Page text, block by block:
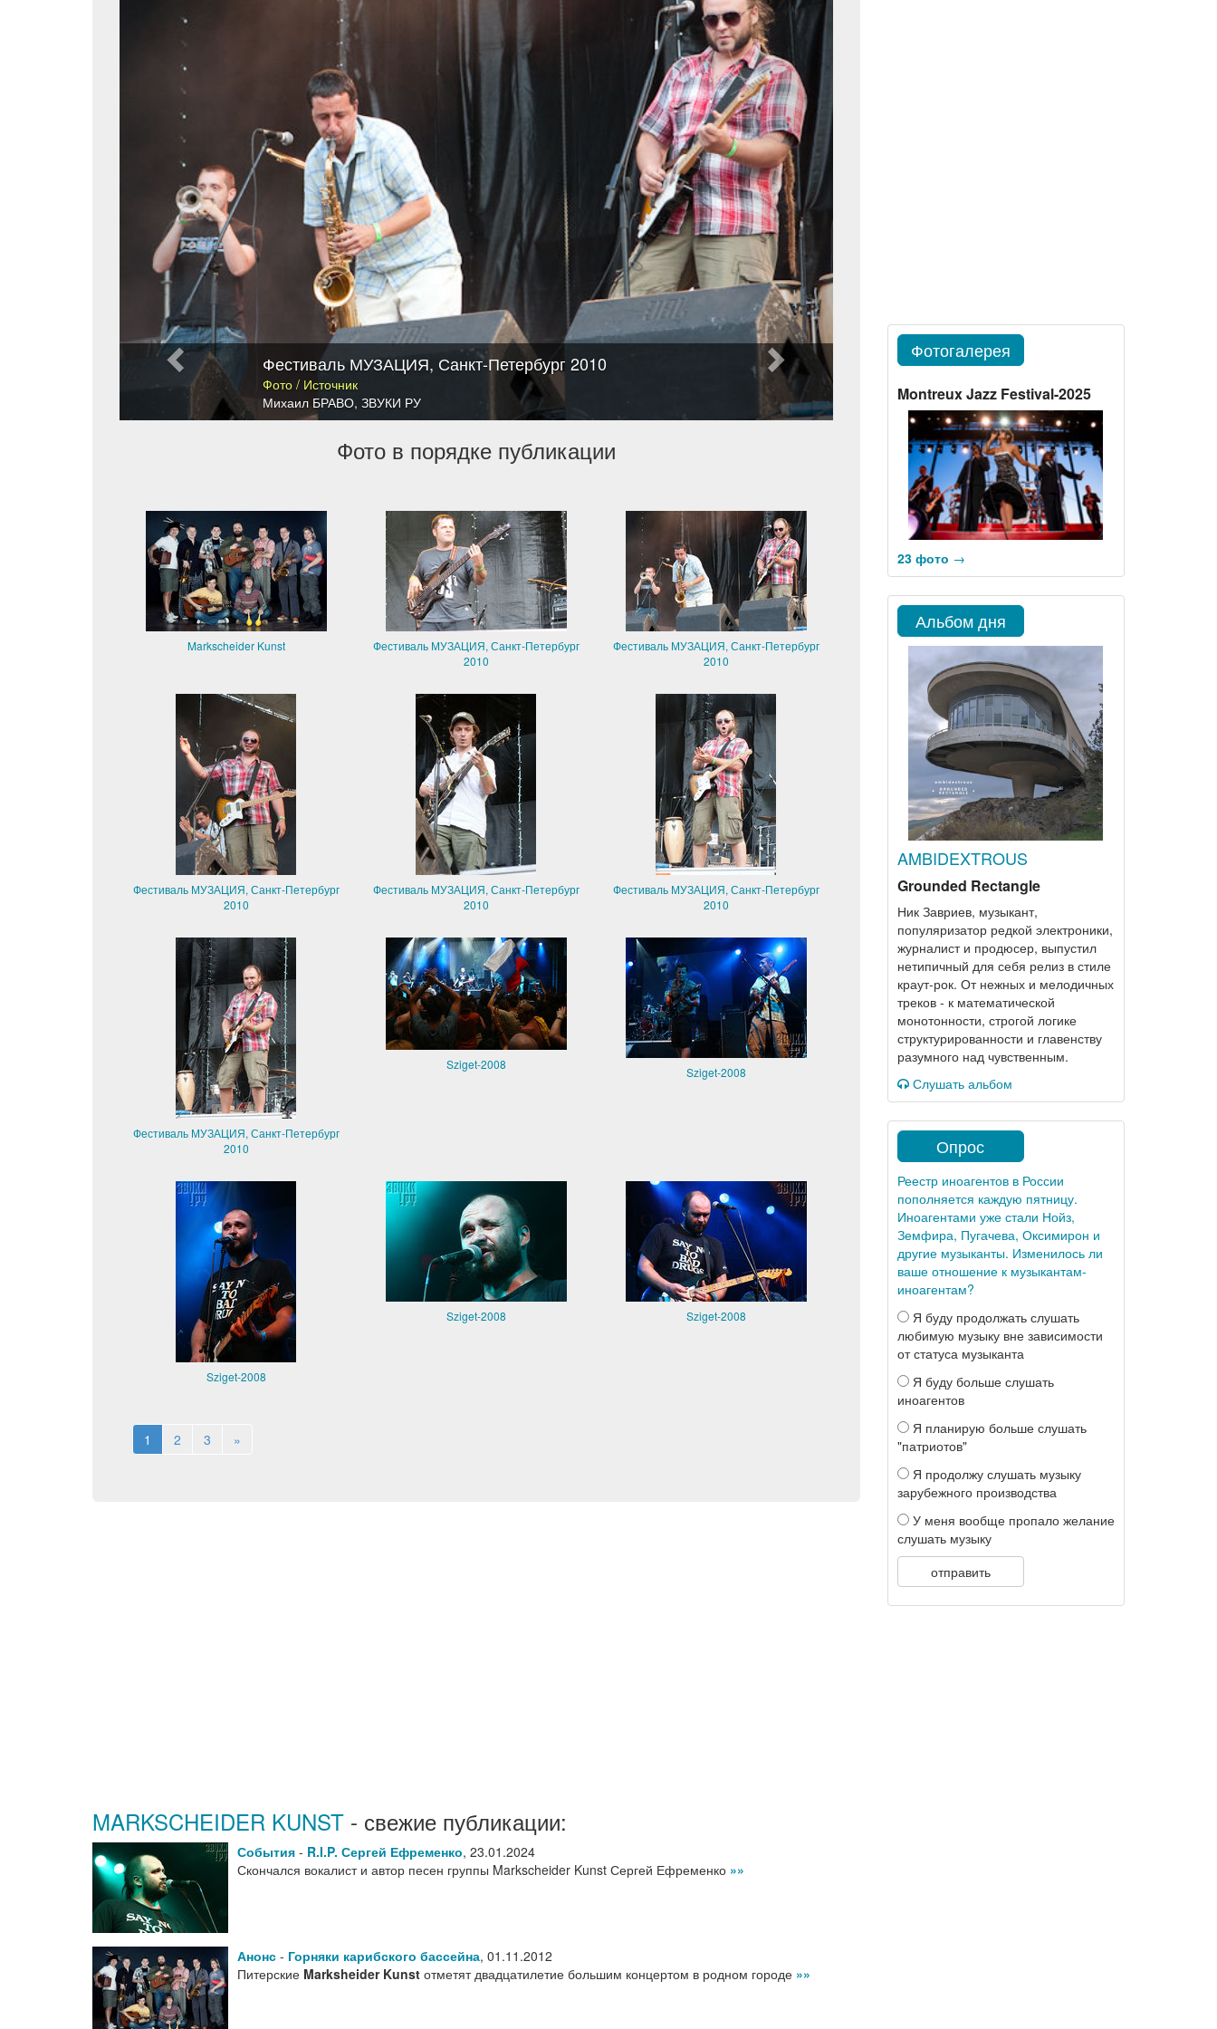
Фестиваль МУЗАЦИЯ, Санкт-Петербург 2010
Фото / Источник
Михаил БРАВО, ЗВУКИ РУ
Фото в порядке публикации
Markscheider Kunst
Фестиваль МУЗАЦИЯ, Санкт-Петербург
2010
Фестиваль МУЗАЦИЯ, Санкт-Петербург
2010
Фестиваль МУЗАЦИЯ, Санкт-Петербург
2010
Фестиваль МУЗАЦИЯ, Санкт-Петербург
2010
Фестиваль МУЗАЦИЯ, Санкт-Петербург
2010
Фестиваль МУЗАЦИЯ, Санкт-Петербург
2010
Sziget-2008
Sziget-2008
Sziget-2008
Sziget-2008 Sziget-2008
1 2 3 »
MARKSCHEIDER KUNST - свежие публикации:
События - R.I.P. Сергей Ефременко, 23.01.2024
Скончался вокалист и автор песен группы Markscheider Kunst Сергей Ефременко »»
Анонс - Горняки карибского бассейна, 01.11.2012
Питерские Marksheider Kunst отметят двадцатилетие большим концертом в родном городе »»
Фотогалерея
Montreux Jazz Festival-2025
23 фото →
Альбом дня
AMBIDEXTROUS
Grounded Rectangle
Ник Завриев, музыкант,
популяризатор редкой электроники,
журналист и продюсер, выпустил
нетипичный для себя релиз в стиле
краут-рок. От нежных и мелодичных
треков - к математической
монотонности, строгой логике
структурированности и главенству
разумного над чувственным.
Слушать альбом
Опрос
Реестр иноагентов в России
пополняется каждую пятницу.
Иноагентами уже стали Нойз,
Земфира, Пугачева, Оксимирон и
другие музыканты. Изменилось ли
ваше отношение к музыкантам-
иноагентам?
Я буду продолжать слушать
любимую музыку вне зависимости
от статуса музыканта
Я буду больше слушать
иноагентов
Я планирую больше слушать
"патриотов"
Я продолжу слушать музыку
зарубежного производства
У меня вообще пропало желание
слушать музыку
отправить